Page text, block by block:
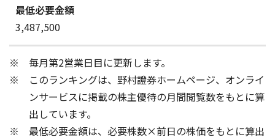
3,487,500
毎月第2営業日目に更新します。
このランキングは、野村證券ホームページ、オンライ
ンサービスに掲載の株主優待の月間閲覧数をもとに算
出しています。
最低必要金額は、必要株数×前日の株価をもとに算出